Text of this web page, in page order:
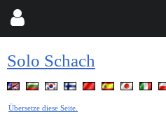
Solo Schach
Übersetze diese Seite.